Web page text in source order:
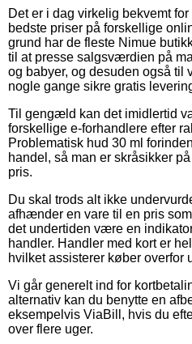
Det er i dag virkelig bekvemt
bedste priser på forskellige
grund har de fleste Nimue
til at presse salgsværdien på
og babyer, og desuden også til
nogle gange sikre gratis
Til gengæld kan det imidlertid
forskellige e-forhandlere efter
Problematisk hud 30 ml
handel, så man er skråsikker
pris.
Du skal trods alt ikke
afhænder en vare til en pris
det undertiden være en
handler. Handler med kort er
hvilket assisterer køber overfor
Vi går generelt ind for
alternativ kan du benytte en
eksempelvis ViaBill, hvis du
over flere uger.